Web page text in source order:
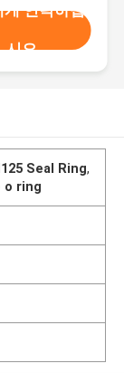
연락하십
시오
Seal Ring,
o ring